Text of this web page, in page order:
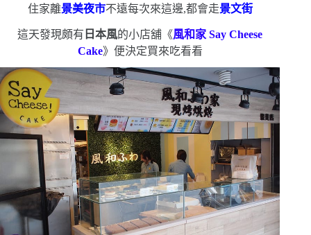
住家離景美夜市不遠每次來這邊,都會走景文街
這天發現頗有 日本風的小店舖《風和家 Say Cheese
Cake》 便決定買來吃看看